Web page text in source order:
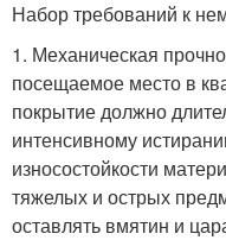
Набор требований к
1. Механическая
посещаемое место в
покрытие должно
интенсивному
износостойкости
тяжелых и острых
оставлять вмятин и